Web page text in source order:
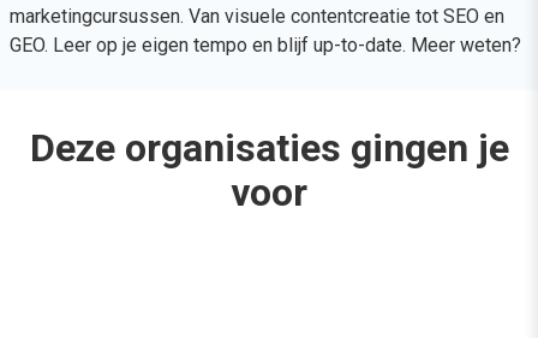
marketingcursussen. Van visuele contentcreatie tot SEO en
GEO. Leer op je eigen tempo en blijf up-to-date. Meer weten?
Deze organisaties gingen je
voor